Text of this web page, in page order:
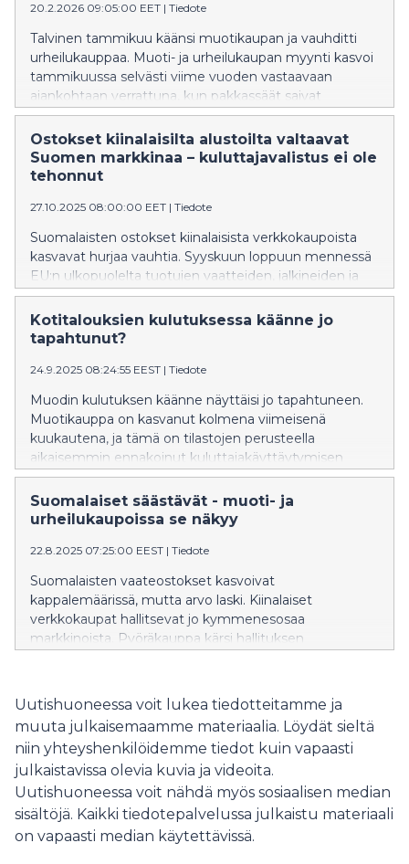
20.2.2026 09:05:00 EET | Tiedote
Talvinen tammikuu käänsi muotikaupan ja vauhditti
urheilukauppaa. Muoti- ja urheilukaupan myynti kasvoi
tammikuussa selvästi viime vuoden vastaavaan
ajankohtaan verrattuna, kun pakkassäät saivat
kuluttajat liikkeelle. Muotikauppa kasvoi 9 prosenttia ja
urheilukauppa 10,2 prosenttia.
Ostokset kiinalaisilta alustoilta valtaavat
Suomen markkinaa – kuluttajavalistus ei ole
tehonnut
27.10.2025 08:00:00 EET | Tiedote
Suomalaisten ostokset kiinalaisista verkkokaupoista
kasvavat hurjaa vauhtia. Syyskuun loppuun mennessä
EU:n ulkopuolelta tuotujen vaatteiden, jalkineiden ja
kodintekstiilien määrä ja arvo nousivat jälleen – ja lähes
kaikki tämä tavara tulee Kiinasta. Vaatteet: arvo +29 %,
määrä +63 % Kengät: arvo +15 %, määrä +30 %
Kodintekstiilit: arvo +48 %, määrä +77 %
Kotitalouksien kulutuksessa käänne jo
tapahtunut?
24.9.2025 08:24:55 EEST | Tiedote
Muodin kulutuksen käänne näyttäisi jo tapahtuneen.
Muotikauppa on kasvanut kolmena viimeisenä
kuukautena, ja tämä on tilastojen perusteella
aikaisemmin ennakoinut kuluttajakäyttäytymisen
muutosta.
Suomalaiset säästävät - muoti- ja
urheilukaupoissa se näkyy
22.8.2025 07:25:00 EEST | Tiedote
Suomalaisten vaateostokset kasvoivat
kappalemäärissä, mutta arvo laski. Kiinalaiset
verkkokaupat hallitsevat jo kymmenesosaa
markkinoista. Pyöräkauppa kärsi hallituksen
Uutishuoneessa voit lukea tiedotteitamme ja
muuta julkaisemaamme materiaalia. Löydät sieltä
niin yhteyshenkilöidemme tiedot kuin vapaasti
julkaistavissa olevia kuvia ja videoita.
Uutishuoneessa voit nähdä myös sosiaalisen median
sisältöjä. Kaikki tiedotepalvelussa julkaistu materiaali
on vapaasti median käytettävissä.